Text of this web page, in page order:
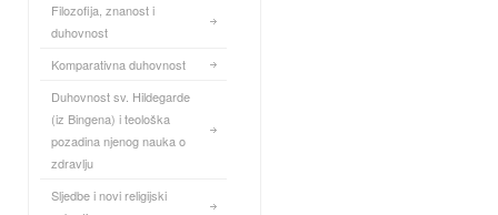
Filozofija, znanost i
duhovnost
Komparativna duhovnost
Duhovnost sv. Hildegarde
(iz Bingena) i teološka
pozadina njenog nauka o
zdravlju
Sljedbe i novi religijski